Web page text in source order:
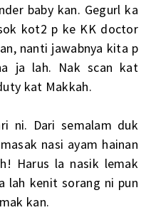
baby kan. Gegurl ka
kot2 p ke KK doctor
nanti jawabnya kita p
ja lah. Nak scan kat
kat Makkah.
ni. Dari semalam duk
nasi ayam hainan
Harus la nasik lemak
lah kenit sorang ni pun
kan.